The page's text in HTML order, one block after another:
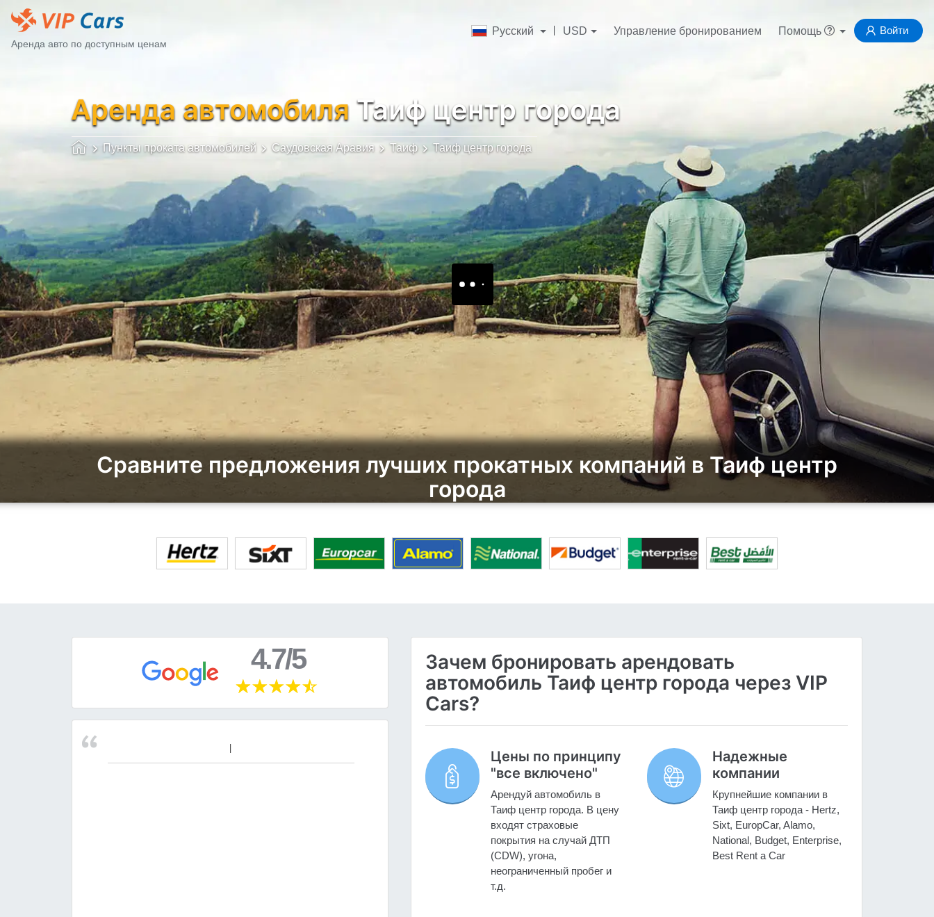
Аренда авто по доступным ценам
Русский USD Управление бронированием Помощь Войти
Аренда автомобиля Таиф центр города
Пункты проката автомобилей Саудовская Аравия Таиф Таиф центр города
Сравните предложения лучших прокатных компаний в Таиф центр
города
4.7/5
Зачем бронировать арендовать
автомобиль Таиф центр города через VIP
Cars?
Цены по принципу
"все включено"
Арендуй автомобиль в
Таиф центр города. В цену
входят страховые
покрытия на случай ДТП
(CDW), угона,
неограниченный пробег и
т.д.
Надежные
компании
Крупнейшие компании в
Таиф центр города - Hertz,
Sixt, EuropCar, Alamo,
National, Budget, Enterprise,
Best Rent a Car